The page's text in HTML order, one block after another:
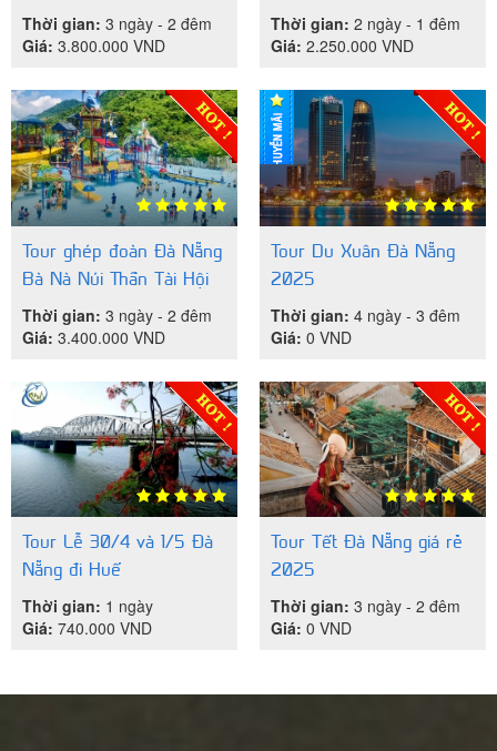
Thời gian: 3 ngày - 2 đêm
Giá: 3.800.000 VND
2 ngày 1 đêm
Thời gian: 2 ngày - 1 đêm
Giá: 2.250.000 VND
Tour ghép đoàn Đà Nẵng
Bà Nà Núi Thần Tài Hội
An 3 ngày 2 đêm
Thời gian: 3 ngày - 2 đêm
Giá: 3.400.000 VND
Tour Du Xuân Đà Nẵng
2025
Thời gian: 4 ngày - 3 đêm
Giá: 0 VND
Tour Lễ 30/4 và 1/5 Đà
Nẵng đi Huế
Thời gian: 1 ngày
Giá: 740.000 VND
Tour Tết Đà Nẵng giá rẻ
2025
Thời gian: 3 ngày - 2 đêm
Giá: 0 VND